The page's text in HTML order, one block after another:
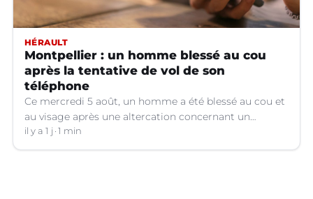
HÉRAULT
Montpellier : un homme blessé au cou
après la tentative de vol de son
téléphone
Ce mercredi 5 août, un homme a été blessé au cou et
au visage après une altercation concernant un
téléphone portable à Montpellier (Hérault).
il y a 1 j 1 min